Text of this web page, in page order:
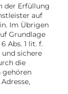
der Erfüllung
auf
Im Übrigen
Grundlage
Abs. 1 lit. f.
sichere
die
gehören